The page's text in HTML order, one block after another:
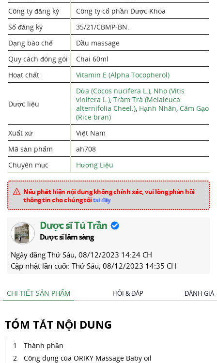
Công ty đăng ký
Công ty cổ phần Dược Khoa
Số đăng ký
35/21/CBMP-BN.
Dạng bào chế
Dầu massage
Quy cách đóng gói
Chai 60ml
Hoạt chất
Vitamin E (Alpha Tocopherol)
Dược liệu
Dừa (Cocos nucifera L.), Nho (Vitis
vinifera L.), Tràm Trà (Melaleuca
alternifolia Cheel.), Hạnh Nhân, Cám Gạo
(Rice bran)
Xuất xứ
Việt Nam
Mã sản phẩm
ah708
Chuyên mục
Hương Liệu
Nếu phát hiện nội dung không chính xác, vui lòng phản hồi
thông tin cho chúng tôitại đây
Dược sĩ Tú Trần
Dược sĩ lâm sàng
Ngày đăng Thứ Sáu, 08/12/2023 14:24 CH
Cập nhật lần cuối: Thứ Sáu, 08/12/2023 14:35 CH
CHI TIẾT SẢN PHẨM HỎI & ĐÁP ĐÁNH GIÁ
TÓM TẮT NỘI DUNG
Thành phần
Công dụng của ORIKY Massage Baby oil